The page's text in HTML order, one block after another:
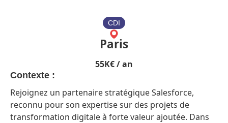
CDI
Paris
55K€ / an
Contexte :
Rejoignez un partenaire stratégique Salesforce,
reconnu pour son expertise sur des projets de
transformation digitale à forte valeur ajoutée. Dans